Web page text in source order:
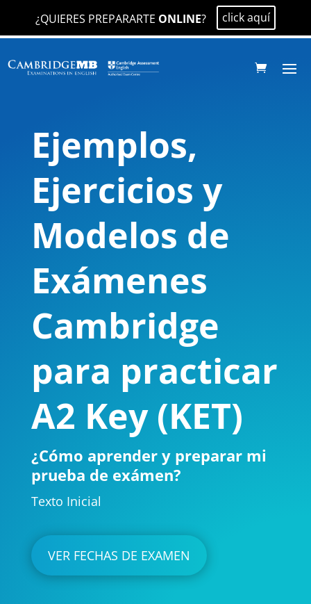
¿QUIERES PREPARARTE ONLINE? click aquí
Ejemplos,
Ejercicios y
Modelos de
Exámenes
Cambridge
para practicar
A2 Key (KET)
¿Cómo aprender y preparar mi
prueba de exámen?
Texto Inicial
VER FECHAS DE EXAMEN